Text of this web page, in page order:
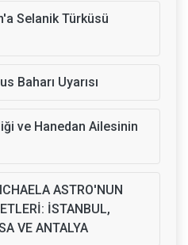
Selanik Türküsü
Baharı Uyarısı
ve Hanedan Ailesinin
ASTRO'NUN
İSTANBUL,
VE ANTALYA